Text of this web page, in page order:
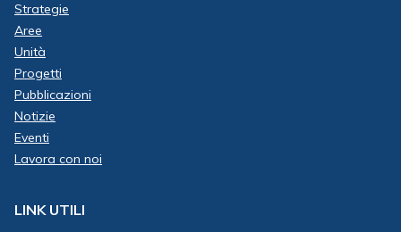
Strategie
Aree
Unità
Progetti
Pubblicazioni
Notizie
Eventi
Lavora con noi
LINK UTILI